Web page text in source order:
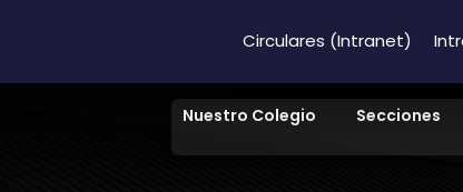
Circulares (Intranet)
Nuestro Colegio Secciones